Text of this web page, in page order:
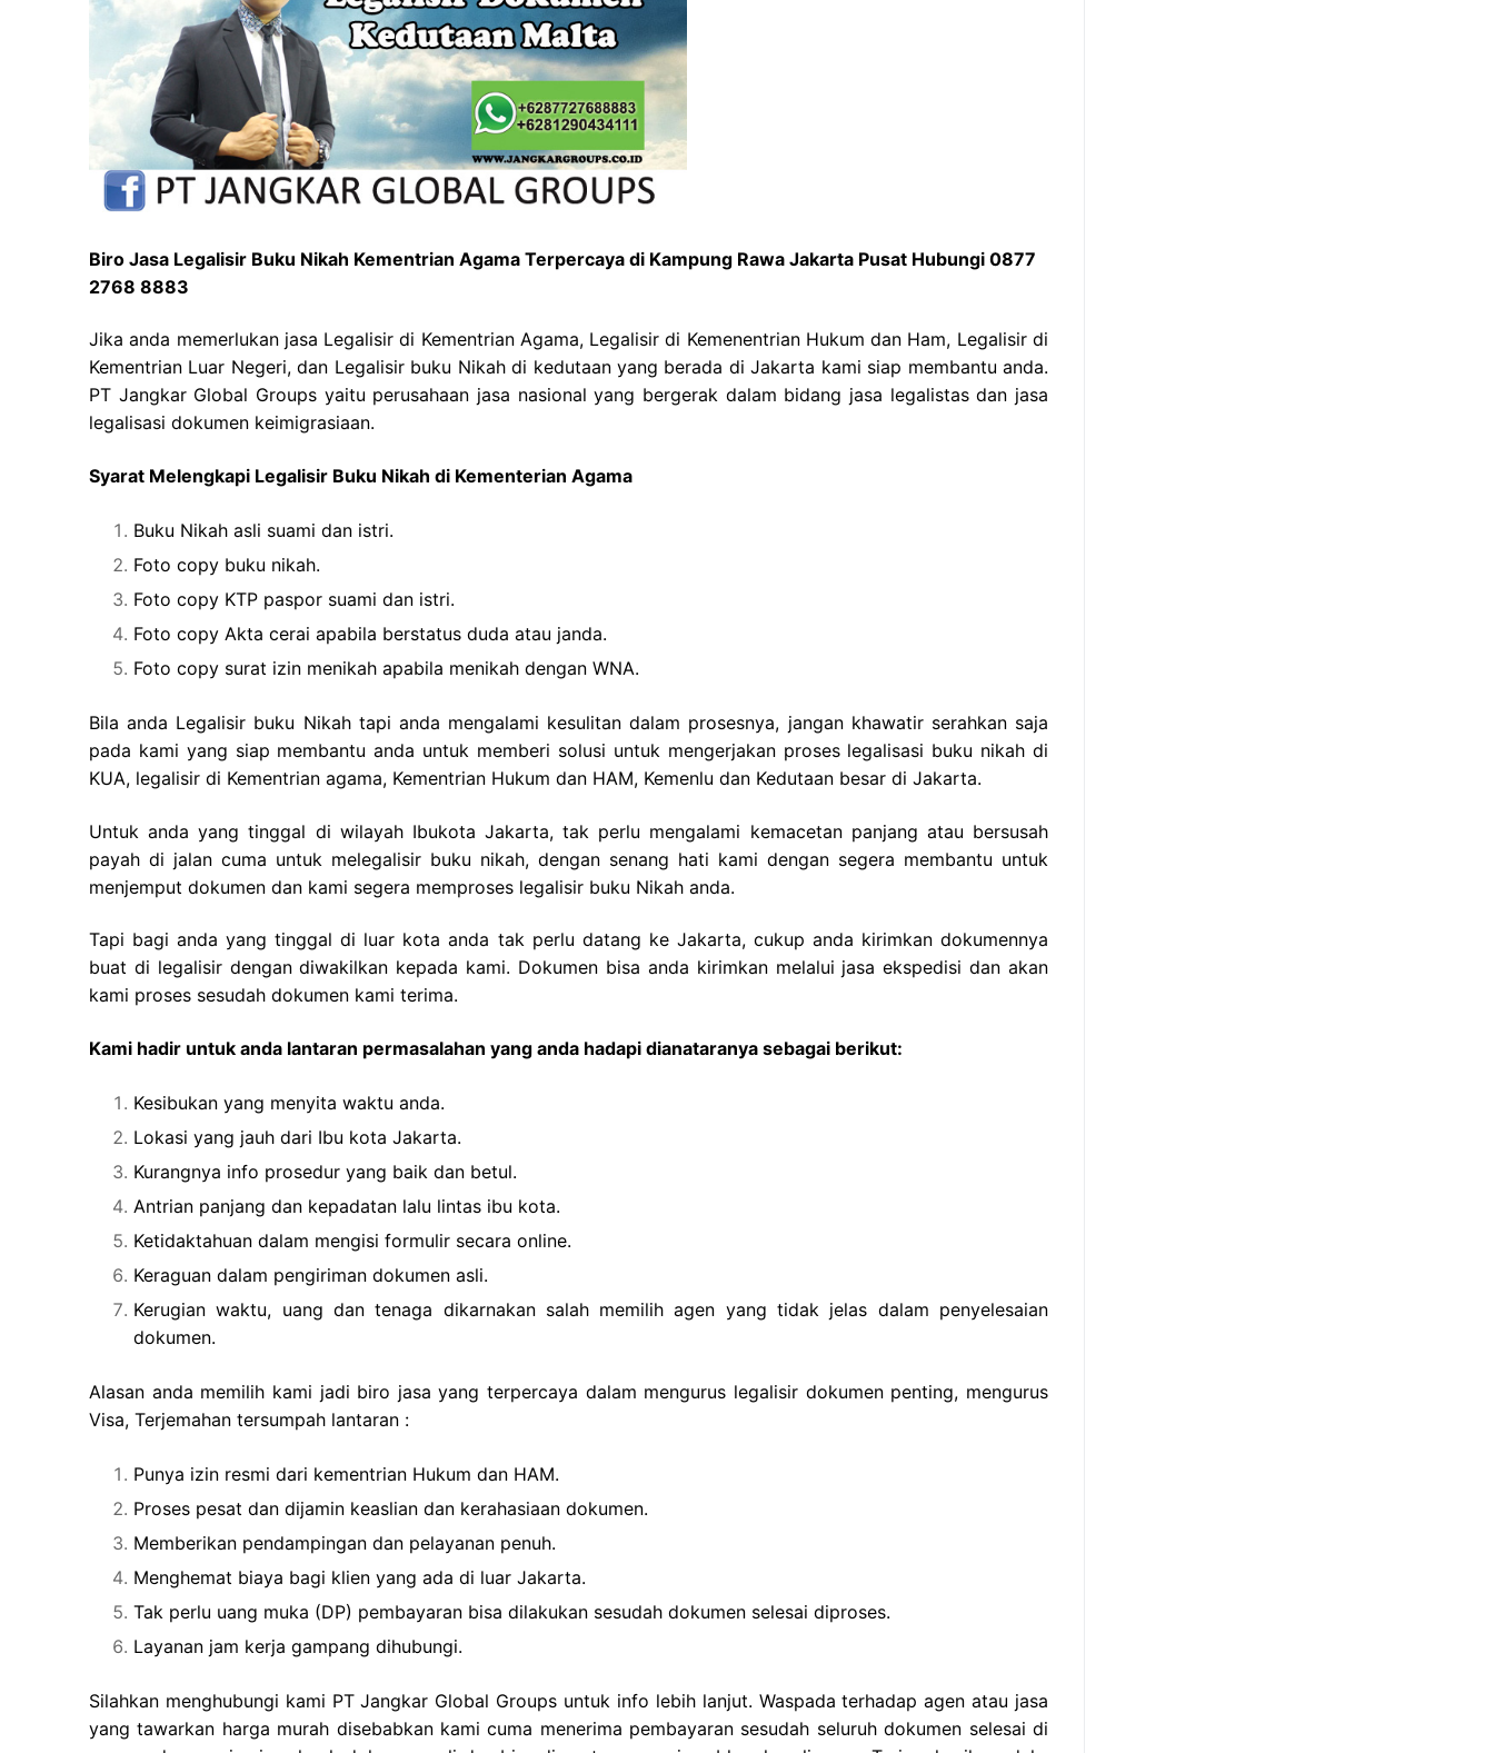
Biro Jasa Legalisir Buku Nikah Kementrian Agama Terpercaya di Kampung Rawa Jakarta Pusat Hubungi 0877
2768 8883
Jika anda memerlukan jasa Legalisir di Kementrian Agama, Legalisir di Kemenentrian Hukum dan Ham, Legalisir di
Kementrian Luar Negeri, dan Legalisir buku Nikah di kedutaan yang berada di Jakarta kami siap membantu anda.
PT Jangkar Global Groups yaitu perusahaan jasa nasional yang bergerak dalam bidang jasa legalistas dan jasa
legalisasi dokumen keimigrasiaan.
Syarat Melengkapi Legalisir Buku Nikah di Kementerian Agama
Buku Nikah asli suami dan istri.
Foto copy buku nikah.
Foto copy KTP paspor suami dan istri.
Foto copy Akta cerai apabila berstatus duda atau janda.
Foto copy surat izin menikah apabila menikah dengan WNA.
Bila anda Legalisir buku Nikah tapi anda mengalami kesulitan dalam prosesnya, jangan khawatir serahkan saja
pada kami yang siap membantu anda untuk memberi solusi untuk mengerjakan proses legalisasi buku nikah di
KUA, legalisir di Kementrian agama, Kementrian Hukum dan HAM, Kemenlu dan Kedutaan besar di Jakarta.
Untuk anda yang tinggal di wilayah Ibukota Jakarta, tak perlu mengalami kemacetan panjang atau bersusah
payah di jalan cuma untuk melegalisir buku nikah, dengan senang hati kami dengan segera membantu untuk
menjemput dokumen dan kami segera memproses legalisir buku Nikah anda.
Tapi bagi anda yang tinggal di luar kota anda tak perlu datang ke Jakarta, cukup anda kirimkan dokumennya
buat di legalisir dengan diwakilkan kepada kami. Dokumen bisa anda kirimkan melalui jasa ekspedisi dan akan
kami proses sesudah dokumen kami terima.
Kami hadir untuk anda lantaran permasalahan yang anda hadapi dianataranya sebagai berikut:
Kesibukan yang menyita waktu anda.
Lokasi yang jauh dari Ibu kota Jakarta.
Kurangnya info prosedur yang baik dan betul.
Antrian panjang dan kepadatan lalu lintas ibu kota.
Ketidaktahuan dalam mengisi formulir secara online.
Keraguan dalam pengiriman dokumen asli.
Kerugian waktu, uang dan tenaga dikarnakan salah memilih agen yang tidak jelas dalam penyelesaian
dokumen.
Alasan anda memilih kami jadi biro jasa yang terpercaya dalam mengurus legalisir dokumen penting, mengurus
Visa, Terjemahan tersumpah lantaran :
Punya izin resmi dari kementrian Hukum dan HAM.
Proses pesat dan dijamin keaslian dan kerahasiaan dokumen.
Memberikan pendampingan dan pelayanan penuh.
Menghemat biaya bagi klien yang ada di luar Jakarta.
Tak perlu uang muka (DP) pembayaran bisa dilakukan sesudah dokumen selesai diproses.
Layanan jam kerja gampang dihubungi.
Silahkan menghubungi kami PT Jangkar Global Groups untuk info lebih lanjut. Waspada terhadap agen atau jasa
yang tawarkan harga murah disebabkan kami cuma menerima pembayaran sesudah seluruh dokumen selesai di